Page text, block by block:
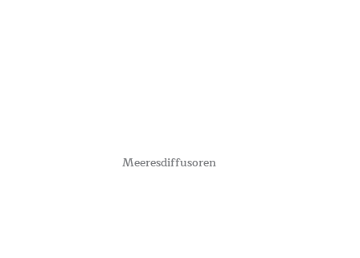
Meeresdiffusoren